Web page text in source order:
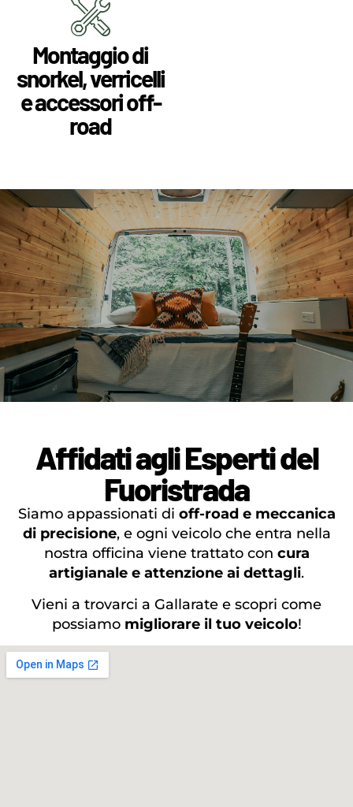
Montaggio di
snorkel, verricelli
e accessori off-
road
Affidati agli Esperti del
Fuoristrada
Siamo appassionati di off-road e meccanica
di precisione, e ogni veicolo che entra nella
nostra officina viene trattato con cura
artigianale e attenzione ai dettagli.
Vieni a trovarci a Gallarate e scopri come
possiamo migliorare il tuo veicolo!